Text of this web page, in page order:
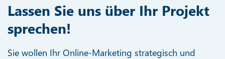
Lassen Sie uns über Ihr Projekt
sprechen!
Sie wollen Ihr Online-Marketing strategisch und